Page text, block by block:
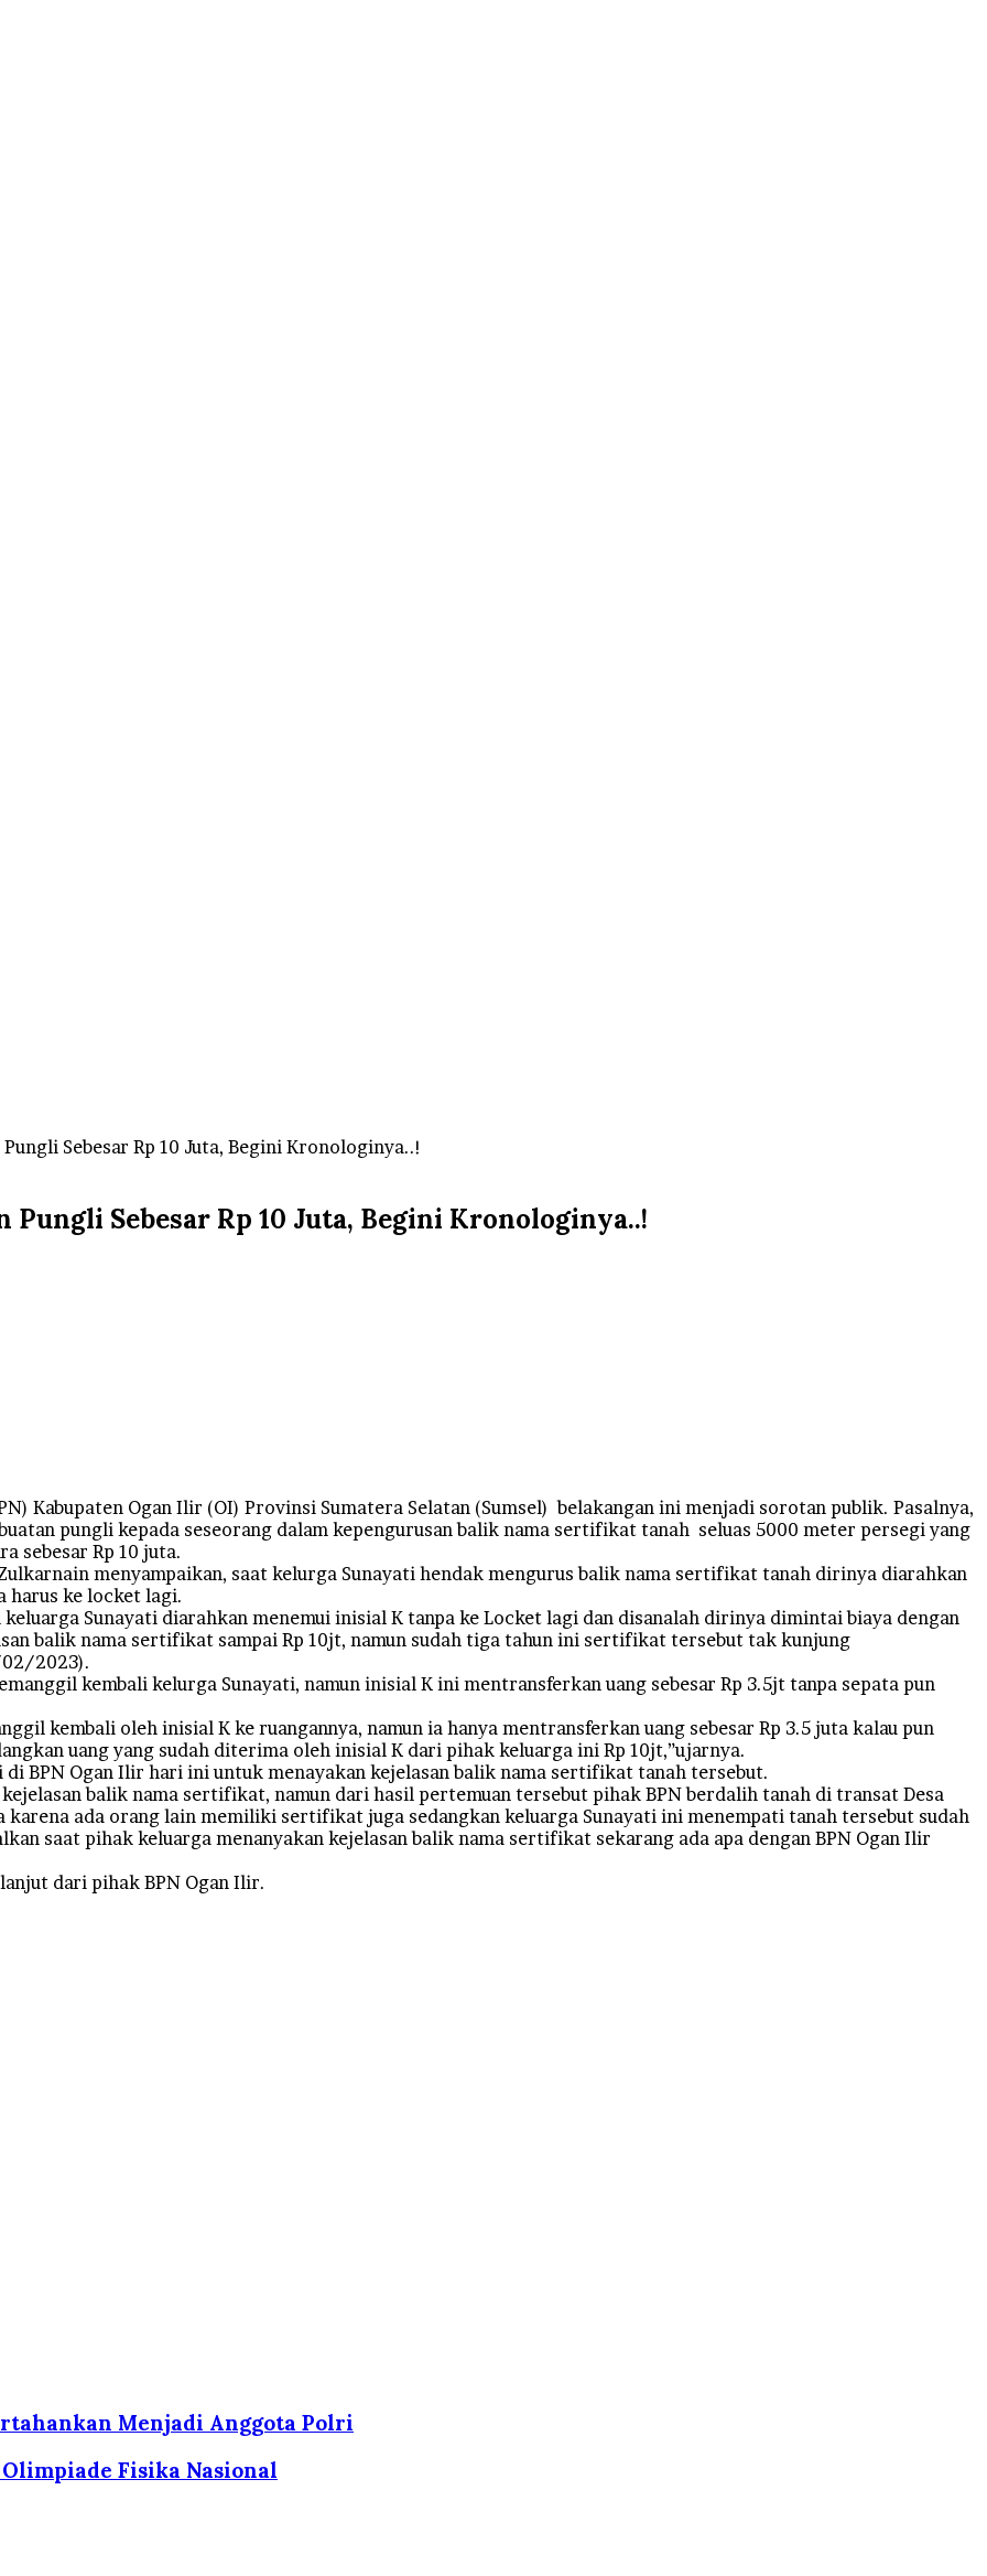
Sebesar Rp 10 Juta, Begini Kronologinya..!
Sebesar Rp 10 Juta, Begini Kronologinya..!
Kabupaten Ogan Ilir (OI) Provinsi Sumatera Selatan (Sumsel) belakangan ini menjadi sorotan publik. Pasalnya,
pungli kepada seseorang dalam kepengurusan balik nama sertifikat tanah seluas 5000 meter persegi yang
sebesar Rp 10 juta.
menyampaikan, saat kelurga Sunayati hendak mengurus balik nama sertifikat tanah dirinya diarahkan
harus ke locket lagi.
Sunayati diarahkan menemui inisial K tanpa ke Locket lagi dan disanalah dirinya dimintai biaya dengan
balik nama sertifikat sampai Rp 10jt, namun sudah tiga tahun ini sertifikat tersebut tak kunjung
02/2023).
kembali kelurga Sunayati, namun inisial K ini mentransferkan uang sebesar Rp 3.5jt tanpa sepata pun
kembali oleh inisial K ke ruangannya, namun ia hanya mentransferkan uang sebesar Rp 3.5 juta kalau pun
uang yang sudah diterima oleh inisial K dari pihak keluarga ini Rp 10jt,”ujarnya.
di BPN Ogan Ilir hari ini untuk menayakan kejelasan balik nama sertifikat tanah tersebut.
balik nama sertifikat, namun dari hasil pertemuan tersebut pihak BPN berdalih tanah di transat Desa
ada orang lain memiliki sertifikat juga sedangkan keluarga Sunayati ini menempati tanah tersebut sudah
saat pihak keluarga menanyakan kejelasan balik nama sertifikat sekarang ada apa dengan BPN Ogan Ilir
dari pihak BPN Ogan Ilir.
Menjadi Anggota Polri
Fisika Nasional